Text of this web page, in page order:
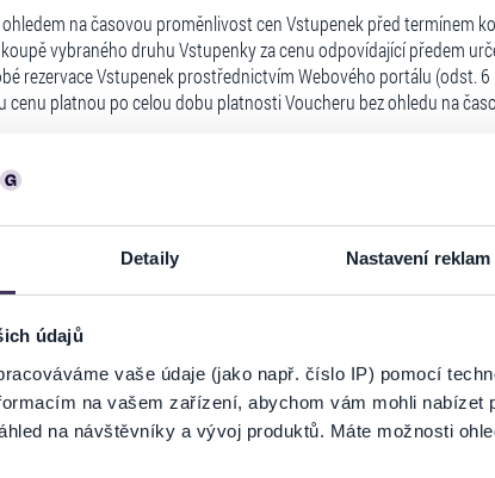
Detaily Nastavení reklam
údajů
vaše údaje (jako např. číslo IP) pomocí
na vašem zařízení, abychom vám mohli nabízet
na návštěvníky a vývoj produktů. Máte možnosti
na časovou proměnlivost cen Vstupenek před termínem
vybraného druhu Vstupenky za cenu odpovídající předem
rezervace Vstupenek prostřednictvím Webového portálu (odst.
platnou po celou dobu platnosti Voucheru bez ohledu na
zpoplatněné jednorázovým nevratným poplatkem
na jednorázové uplatnění práva koupě Vstupenky v době jeho
právo Zákazníka z Voucheru bez nároku na vrácení ceny
převodem na bankovní účet PLG CZ způsobem uvedeným v
následujícími způsoby: